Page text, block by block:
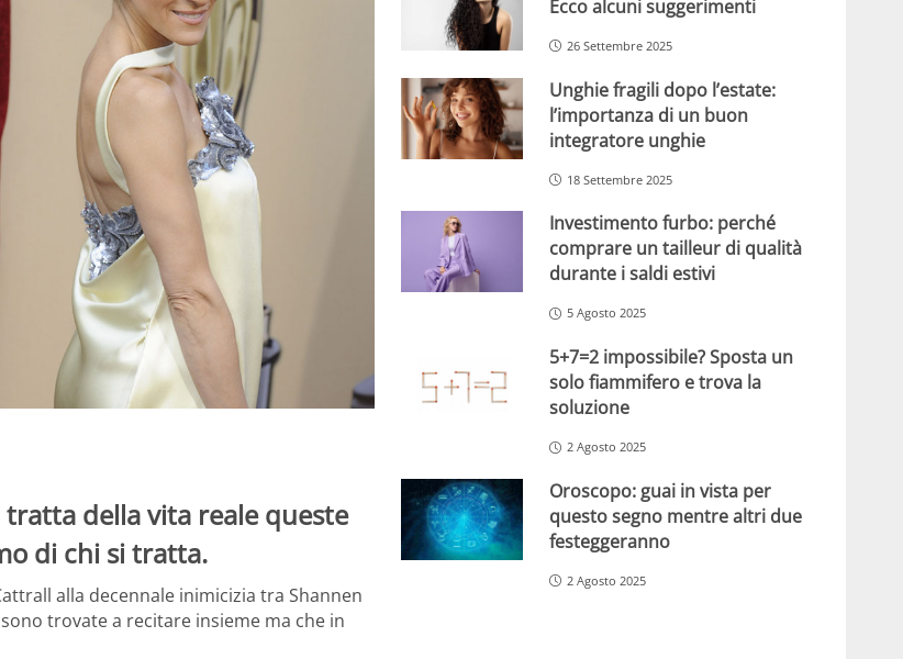
della vita reale queste
di chi si tratta.
alla decennale inimicizia tra Shannen
trovate a recitare insieme ma che in
Ecco alcuni suggerimenti
26 Settembre 2025
Unghie fragili dopo l’estate:
l’importanza di un buon
integratore unghie
18 Settembre 2025
Investimento furbo: perché
comprare un tailleur di qualità
durante i saldi estivi
5 Agosto 2025
5+7=2 impossibile? Sposta un
solo fiammifero e trova la
soluzione
2 Agosto 2025
Oroscopo: guai in vista per
questo segno mentre altri due
festeggeranno
2 Agosto 2025